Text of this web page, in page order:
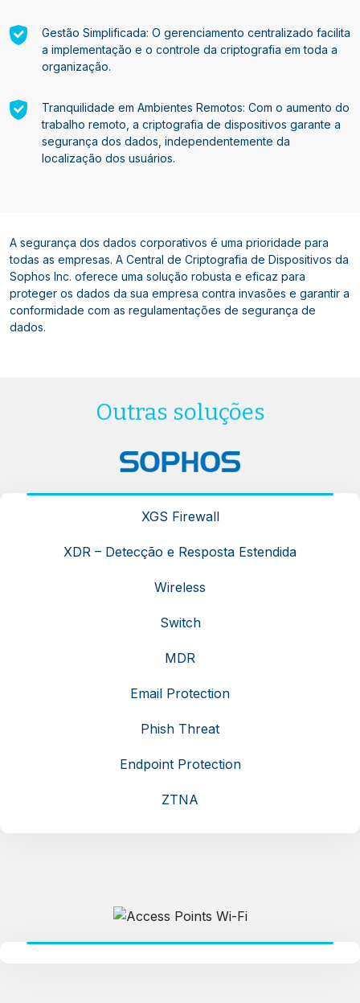
Gestão Simplificada: O gerenciamento centralizado facilita
a implementação e o controle da criptografia em toda a
organização.
Tranquilidade em Ambientes Remotos: Com o aumento do
trabalho remoto, a criptografia de dispositivos garante a
segurança dos dados, independentemente da
localização dos usuários.
A segurança dos dados corporativos é uma prioridade para
todas as empresas. A Central de Criptografia de Dispositivos da
Sophos Inc. oferece uma solução robusta e eficaz para
proteger os dados da sua empresa contra invasões e garantir a
conformidade com as regulamentações de segurança de
dados.
Outras soluções
XGS Firewall
XDR – Detecção e Resposta Estendida
Wireless
Switch
MDR
Email Protection
Phish Threat
Endpoint Protection
ZTNA